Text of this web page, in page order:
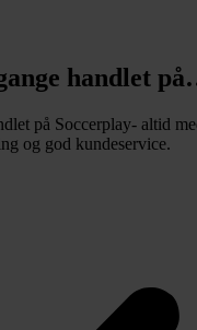
handlet
på Soccerplay- altid
og god kundeservice.